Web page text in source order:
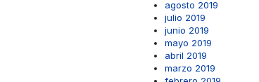
agosto 2019
julio 2019
junio 2019
mayo 2019
abril 2019
marzo 2019